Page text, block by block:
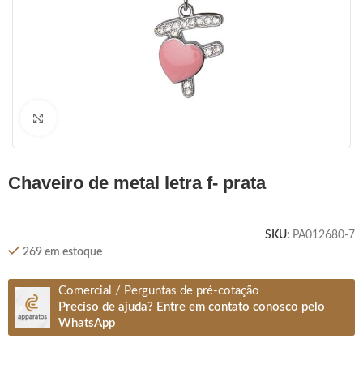
chaveiro de metal letra f- prata
SKU: PA012680-7
269 em estoque
Comercial / Perguntas de pré-cotação
Preciso de ajuda? Entre em contato conosco pelo
WhatsApp